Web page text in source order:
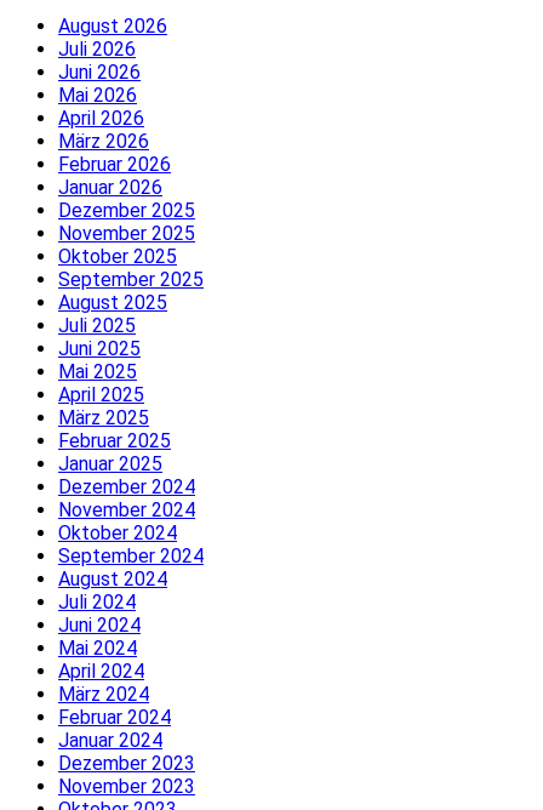
August 2026
Juli 2026
Juni 2026
Mai 2026
April 2026
März 2026
Februar 2026
Januar 2026
Dezember 2025
November 2025
Oktober 2025
September 2025
August 2025
Juli 2025
Juni 2025
Mai 2025
April 2025
März 2025
Februar 2025
Januar 2025
Dezember 2024
November 2024
Oktober 2024
September 2024
August 2024
Juli 2024
Juni 2024
Mai 2024
April 2024
März 2024
Februar 2024
Januar 2024
Dezember 2023
November 2023